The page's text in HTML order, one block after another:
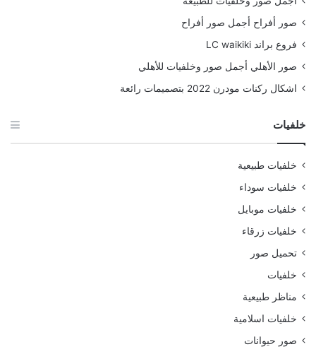
صور أفراح أجمل صور أفراح
فروع براند LC waikiki
صور الأهلي أجمل صور وخلفيات للأهلي
اشكال ركنات مودرن 2022 بتصميمات رائعة
خلفيات
خلفيات طبيعية
خلفيات سوداء
خلفيات موبايل
خلفيات زرقاء
تحميل صور
خلفيات
مناظر طبيعية
خلفيات اسلامية
صور حيوانات